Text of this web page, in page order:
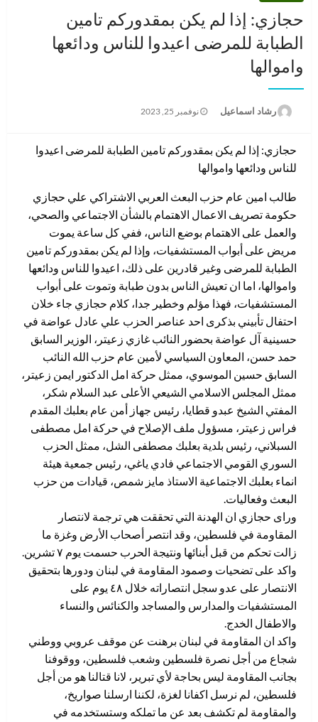
حجازي: إذا لم يكن بمقدوركم تامين
الطبابة للمرضى اعيدوا للناس ودائعها
واموالها
رشاد اسماعيل
نُشر
نوفمبر 25, 2023
حجازي: إذا لم يكن بمقدوركم تامين الطبابة للمرضى اعيدوا
للناس ودائعها واموالها
طالب امين عام حزب البعث العربي الاشتراكي علي حجازي
حكومة تصريف الاعمال الاهتمام بالشأن الاجتماعي والصحي،
والعمل على الاهتمام بوضع الناس، ففي كل ساعة يموت
مريض على أبواب المستشفيات، وإذا لم يكن بمقدوركم تامين
الطبابة للمرضى وغير قادرين على ذلك، اعيدوا للناس ودائعها
واموالها، اما ان تعيش الناس بدون طبابة وتموت على أبواب
المستشفيات، فهذا مؤلم وخطير جدا، كلام حجازي جاء خلان
احتفال تأبيني بذكرى احد عناصر الحزب علي عادل عواضة في
حسينية آل عواضة بحضور النائب غازي زعيتر، الوزير السابق
حمد حسن، المعاون السياسي لأمين عام حزب الله النائب
السابق حسين الموسوي، ممثل حركة امل الدكتور ايمن زعيتر،
ممثل المجلس الاسلامي الشيعي الأعلى عبد السلام شكر،
المفتي الشيخ عبدو قطايا، رئيس جهاز أمن عام بعلبك المقدم
فراس زعيتر، مسؤول ملف الإصلاح في حركة امل مصطفى
السبلاني، رئيس بلدية بعلبك مصطفى الشل، ممثل الحزب
السوري القومي الاجتماعي فادي ياغي، رئيس جمعية هيئة
انماء بعلبك الاجتماعية الاستاذ مايز شمص، قيادات من حزب
البعث وفعاليات.
وراى حجازي ان الهدنة التي تحققت هي ترجمة لانتصار
المقاومة في فلسطين، وقد انتصر أصحاب الأرض وغزة ما
زالت تحكم من قبل أبنائها ونتيجة الحرب حسمت يوم ٧ تشرين.
واكد على تضحيات وصمود المقاومة في لبنان ودورها بتحقيق
الانتصار على عدو سجل انتصاراته خلال ٤٨ يوم على
المستشفيات والمدارس والمساجد والكنائس والنساء
والاطفال الخدج.
واكد ان المقاومة في لبنان برهنت عن موقف عروبي ووطني
شجاع من أجل نصرة فلسطين وشعب فلسطين، ووقوفنا
بجانب المقاومة ليس بحاجة لأي تبرير، لانا قتالنا هو من أجل
فلسطين، لم نرسل اكفانا لغزة، لكننا ارسلنا صواريخ،
والمقاومة لم تكشف بعد عن ما تملكه وستستخدمه في